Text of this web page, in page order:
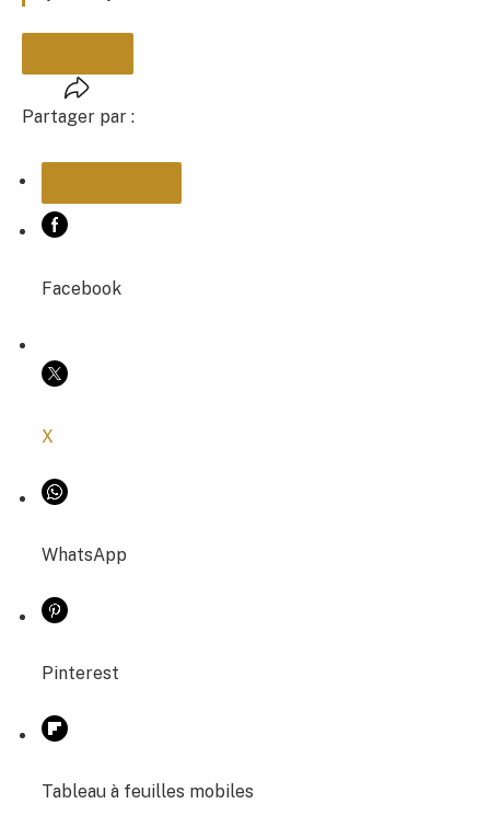
Partager par :
COPIER LE LIEN
Facebook
X
WhatsApp
Pinterest
Tableau à feuilles mobiles